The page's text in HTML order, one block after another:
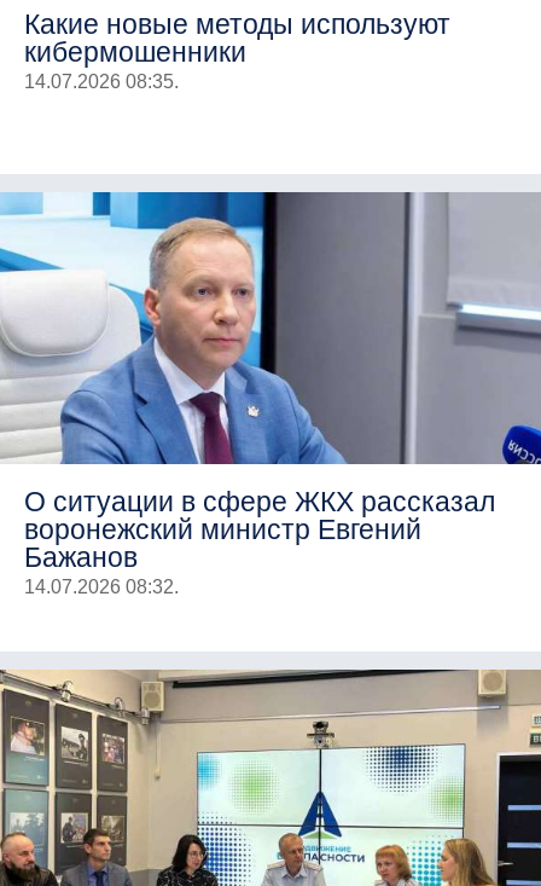
Какие новые методы используют
кибермошенники
14.07.2026 08:35.
О ситуации в сфере ЖКХ рассказал
воронежский министр Евгений
Бажанов
14.07.2026 08:32.